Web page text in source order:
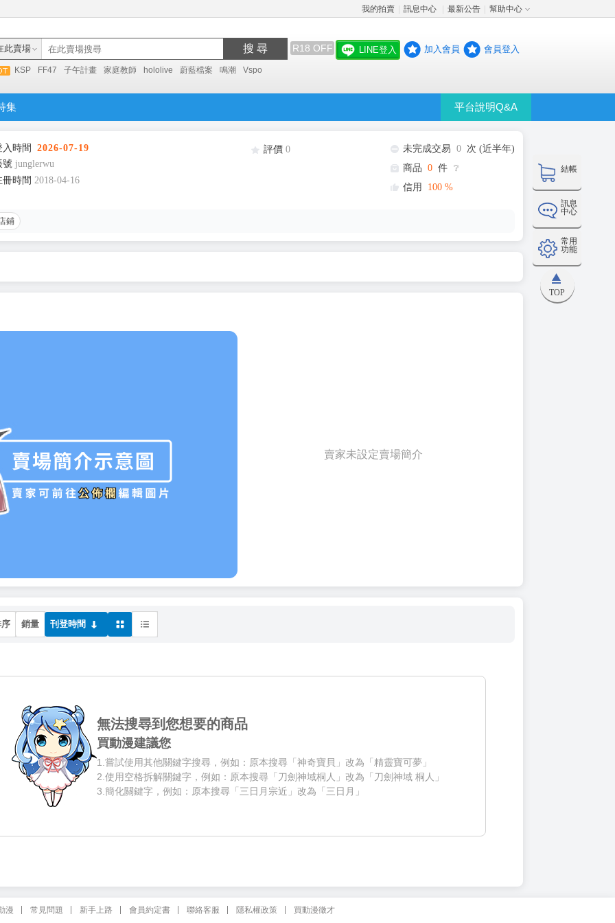
我的拍賣 訊息中心 最新公告 幫助中心
此賣場 搜 尋 R18 OFF
KSP FF47 子午計畫 家庭教師 hololive 蔚藍檔案 鳴潮 Vspo
LINE登入 加入會員 會員登入
集 平台說明Q&A
結帳
訊息
中心
常用
功能
TOP
時間
2026-07-19
號 junglerwu
時間 2018-04-16
評價 0 未完成交易 0 次 (近半年)
商品 0 件 ❔
信用
100 %
鋪
賣家未設定賣場簡介
銷量 刊登時間
無法搜尋到您想要的商品
買動漫建議您
1.嘗試使用其他關鍵字搜尋，例如：原本搜尋「神奇寶貝」改為「精靈寶可夢」
2.使用空格拆解關鍵字，例如：原本搜尋「刀劍神域桐人」改為「刀劍神域 桐人」
3.簡化關鍵字，例如：原本搜尋「三日月宗近」改為「三日月」
漫 常見問題 新手上路 會員約定書 聯絡客服 隱私權政策 買動漫徵才